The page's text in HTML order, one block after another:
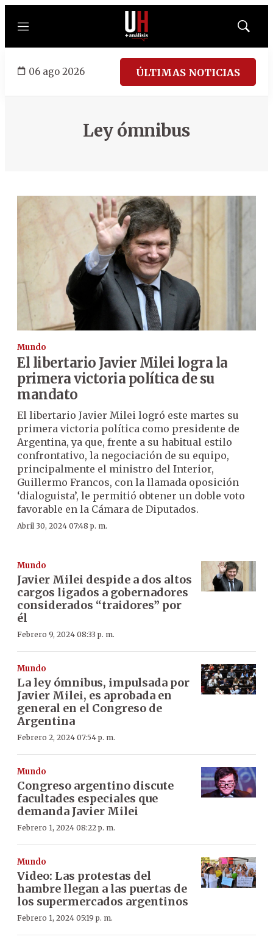
Menú
Mostrar
06 ago 2026 ÚLTIMAS NOTICIAS
Ley ómnibus
Mundo
El libertario Javier Milei logra la
primera victoria política de su
mandato
El libertario Javier Milei logró este martes su
primera victoria política como presidente de
Argentina, ya que, frente a su habitual estilo
confrontativo, la negociación de su equipo,
principalmente el ministro del Interior,
Guillermo Francos, con la llamada oposición
‘dialoguista’, le permitió obtener un doble voto
favorable en la Cámara de Diputados.
Abril 30, 2024 07:48 p. m.
Mundo
Javier Milei despide a dos altos
cargos ligados a gobernadores
considerados “traidores” por
él
Febrero 9, 2024 08:33 p. m.
Mundo
La ley ómnibus, impulsada por
Javier Milei, es aprobada en
general en el Congreso de
Argentina
Febrero 2, 2024 07:54 p. m.
Mundo
Congreso argentino discute
facultades especiales que
demanda Javier Milei
Febrero 1, 2024 08:22 p. m.
Mundo
Video: Las protestas del
hambre llegan a las puertas de
los supermercados argentinos
Febrero 1, 2024 05:19 p. m.